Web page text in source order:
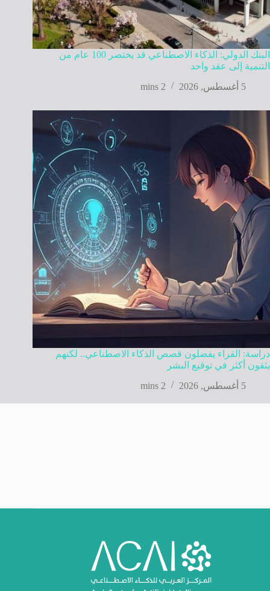
البنك الدولي: الذكاء الاصطناعي قد يختصر 100 عام من
التنمية إلى عقد واحد
5 أغسطس, 2026
2 mins
دراسة: القراء يفضلون قصص الذكاء الاصطناعي.. لكنهم
يثقون أكثر في توقيع البشر
5 أغسطس, 2026
2 mins